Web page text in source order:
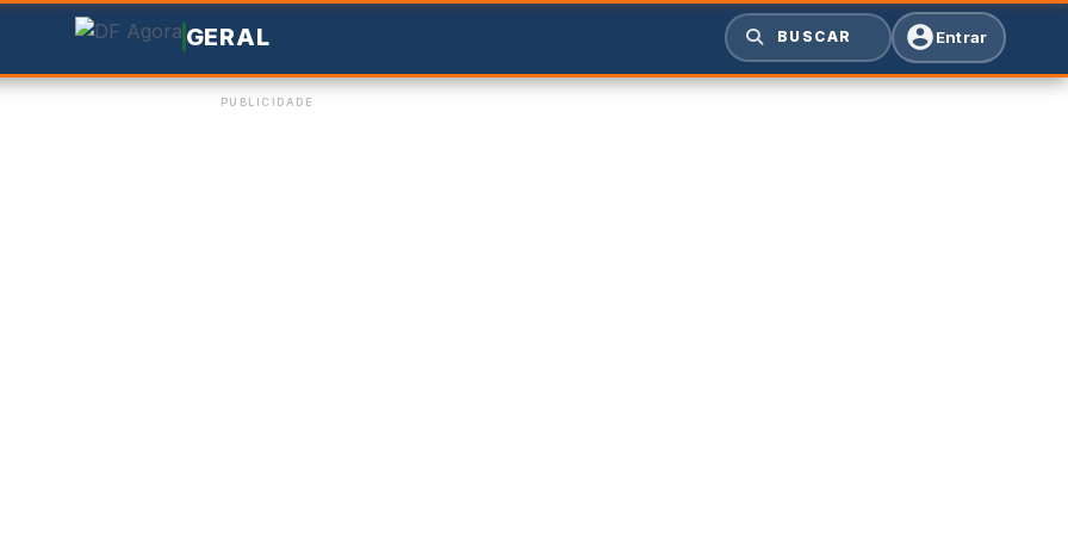
GERAL BUSCAR Entrar
PUBLICIDADE